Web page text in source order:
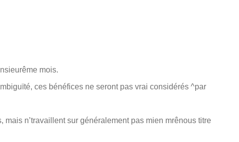
mois.
ces bénéfices ne seront pas vrai considérés ^par
n’travaillent sur généralement pas mien mrênous titre